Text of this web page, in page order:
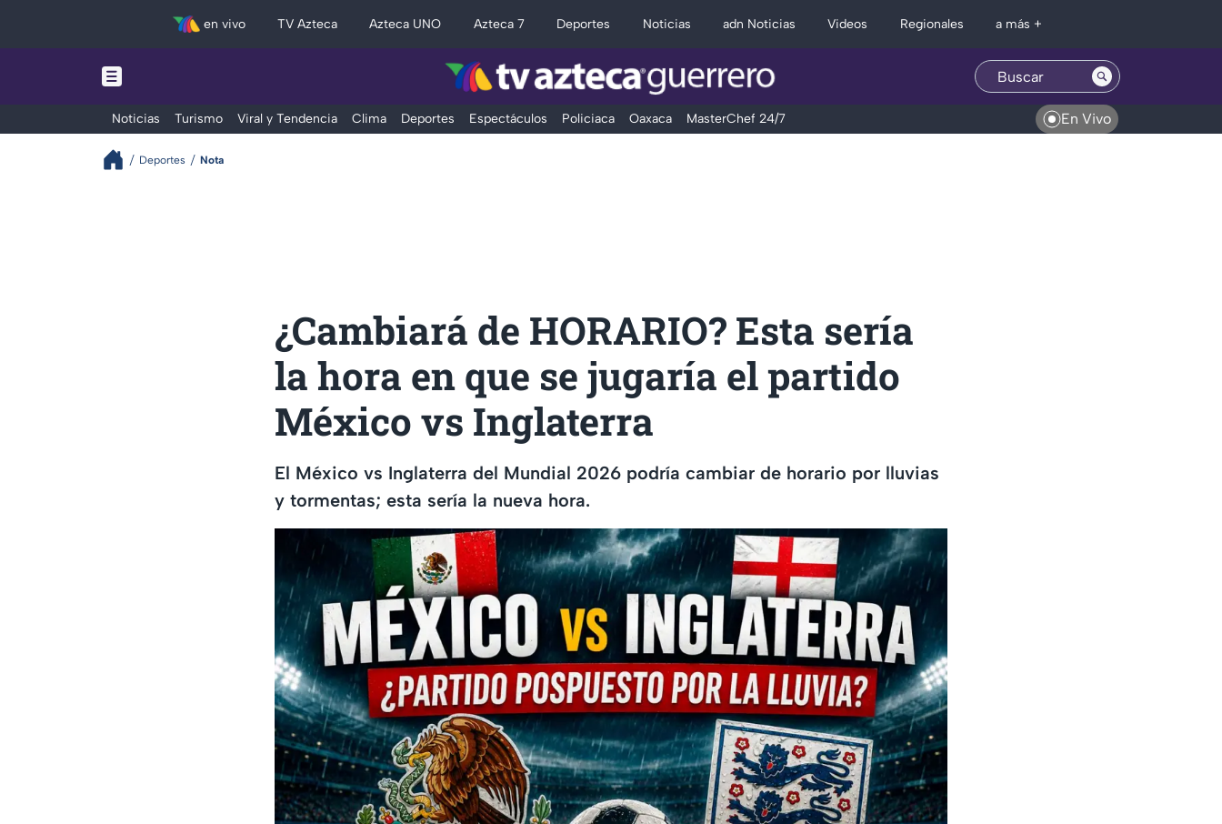
en vivo TV Azteca Azteca UNO Azteca 7 Deportes Noticias adn Noticias Videos Regionales a más +
Noticias Turismo Viral y Tendencia Clima Deportes Espectáculos Policiaca Oaxaca MasterChef 24/7 En Vivo
Deportes Nota
¿Cambiará de HORARIO? Esta sería
la hora en que se jugaría el partido
México vs Inglaterra
El México vs Inglaterra del Mundial 2026 podría cambiar de horario por lluvias
y tormentas; esta sería la nueva hora.